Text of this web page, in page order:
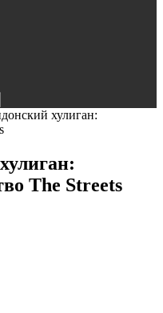
хулиган:
The Streets